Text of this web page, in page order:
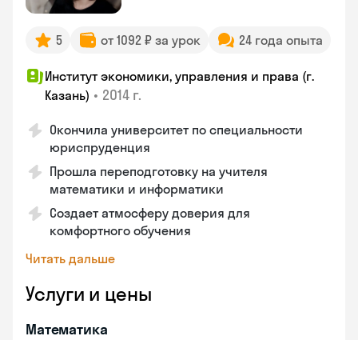
5 от 1092 ₽ за урок 24 года опыта
Институт экономики, управления и права (г.
Казань) • 2014 г.
Окончила университет по специальности
юриспруденция
Прошла переподготовку на учителя
математики и информатики
Создает атмосферу доверия для
комфортного обучения
Читать дальше
Услуги и цены
Математика